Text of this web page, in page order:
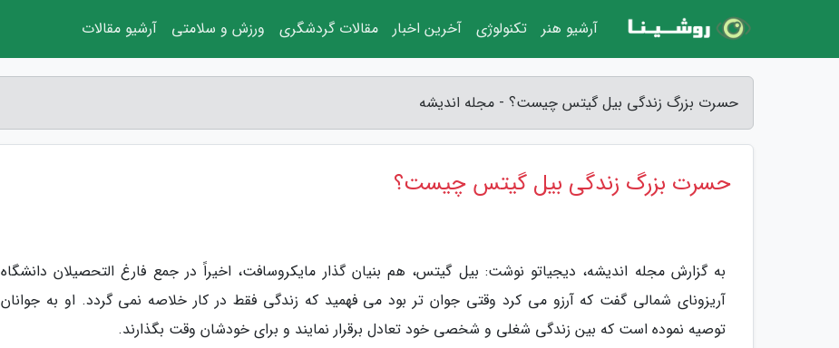
حسرت بزرگ زندگی بیل گیتس چیست؟ - مجله اندیشه
حسرت بزرگ زندگی بیل گیتس چیست؟
به گزارش مجله اندیشه، دیجیاتو نوشت: بیل گیتس، هم بنیان گذار مایکروسافت، اخیراً در جمع فارغ التحصیلان دانشگاه
آریزونای شمالی گفت که آرزو می کرد وقتی جوان تر بود می فهمید که زندگی فقط در کار خلاصه نمی گردد. او به جوانان
توصیه نموده است که بین زندگی شغلی و شخصی خود تعادل برقرار نمایند و برای خودشان وقت بگذارند.
آرشیو هنر تکنولوژی آخرین اخبار مقالات گردشگری ورزش و سلامتی آرشیو مقالات